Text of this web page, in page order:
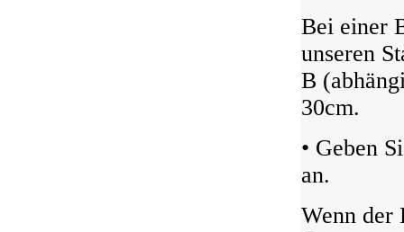
Bei einer
unseren
B
30cm.
• Geben
an.
Wenn der